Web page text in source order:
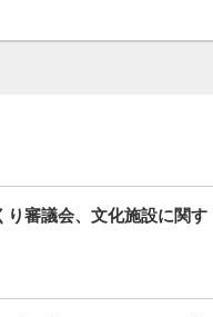
り審議会、文化施設に関す